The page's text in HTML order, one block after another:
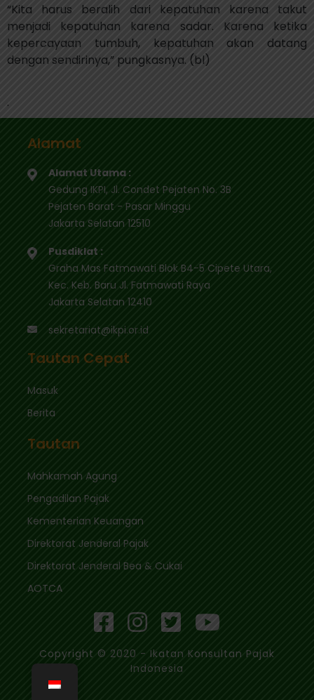
“Kita harus beralih dari kepatuhan karena takut
menjadi kepatuhan karena sadar. Karena ketika
kepercayaan tumbuh, kepatuhan akan datang
dengan sendirinya,” pungkasnya. (bl)
.
Alamat
Alamat Utama :
Gedung IKPI, Jl. Condet Pejaten No. 3B
Pejaten Barat - Pasar Minggu
Jakarta Selatan 12510
Pusdiklat :
Graha Mas Fatmawati Blok B4-5 Cipete Utara,
Kec. Keb. Baru Jl. Fatmawati Raya
Jakarta Selatan 12410
sekretariat@ikpi.or.id
Tautan Cepat
Masuk
Berita
Tautan
Mahkamah Agung
Pengadilan Pajak
Kementerian Keuangan
Direktorat Jenderal Pajak
Direktorat Jenderal Bea & Cukai
AOTCA
Copyright © 2020 - Ikatan Konsultan Pajak
Indonesia